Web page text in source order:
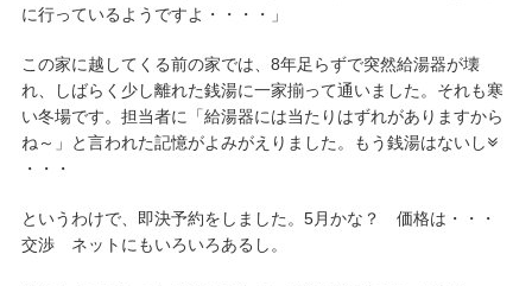
に行っているようですよ・・・・」
この家に越してくる前の家では、8年足らずで突然給湯器が壊
れ、しばらく少し離れた銭湯に一家揃って通いました。それも寒
い冬場です。担当者に「給湯器には当たりはずれがありますから
ね～」と言われた記憶がよみがえりました。もう銭湯はないし
・・・
というわけで、即決予約をしました。5月かな？ 価格は・・・
交渉 ネットにもいろいろあるし。